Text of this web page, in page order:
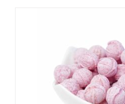
Varianten
auf.
Die
Optionen